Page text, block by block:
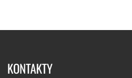
KONTAKTY